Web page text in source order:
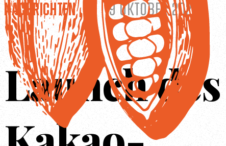
Nachrichten 9 Oktober 2025
Launch